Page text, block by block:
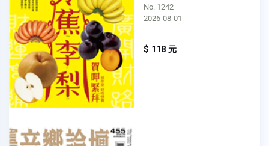
No. 1242
2026-08-01
$ 118 元